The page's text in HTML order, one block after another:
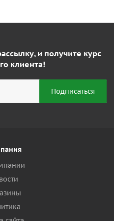
и получите курс
клиента!